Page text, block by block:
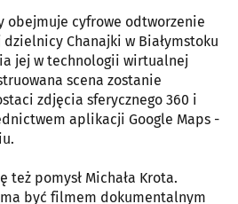
obejmuje cyfrowe odtworzenie
Chanajki w Białymstoku
jej w technologii wirtualnej
scena zostanie
zdjęcia sferycznego 360 i
aplikacji Google Maps -
też pomysł Michała Krota.
być filmem dokumentalnym